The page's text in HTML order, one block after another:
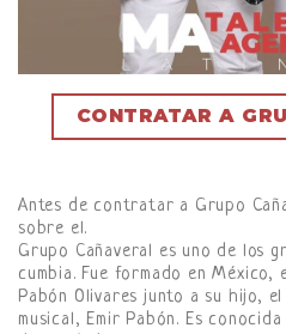
CONTRATAR A
Antes de contratar a Grupo
sobre el.
Grupo Cañaveral es uno de los
cumbia. Fue formado en México,
Pabón Olivares junto a su hijo,
musical, Emir Pabón. Es